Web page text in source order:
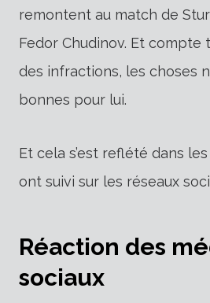
remontent au match de
Fedor Chudinov. Et compte
des infractions, les choses
bonnes pour lui.
Et cela s’est reflété dans
ont suivi sur les réseaux
Réaction des
sociaux